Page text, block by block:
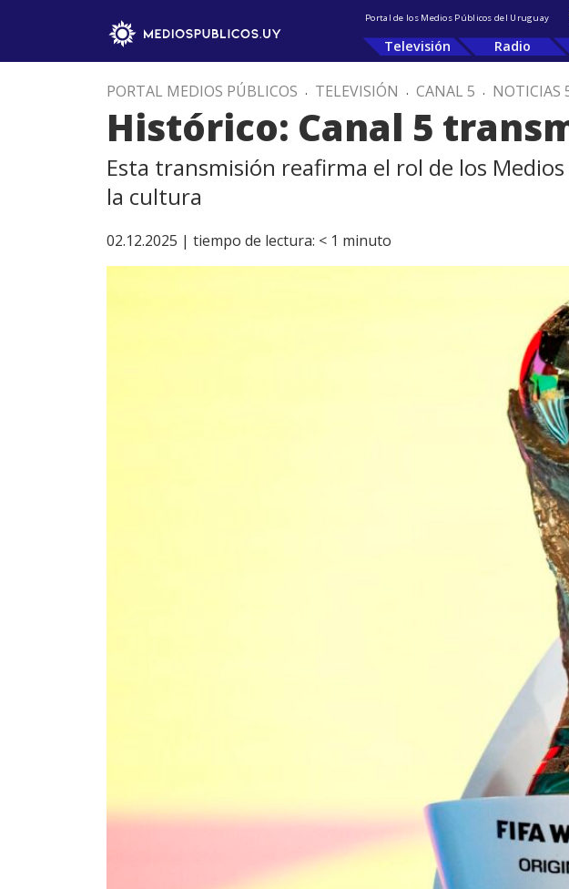
Portal de los Medios Públicos del Uruguay
Televisión Radio
PORTAL MEDIOS PÚBLICOS . TELEVISIÓN . CANAL 5 . NOTICIAS
Histórico: Canal 5
Esta transmisión reafirma el rol de los
la cultura
02.12.2025 | tiempo de lectura: < 1 minuto